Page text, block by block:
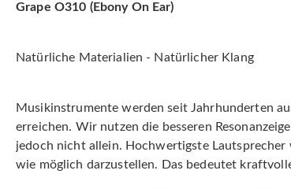
Grape O310 (Ebony On Ear)
Natürliche Materialien - Natürlicher Klang
Musikinstrumente werden seit Jahrhunderten
erreichen. Wir nutzen die besseren
jedoch nicht allein. Hochwertigste
wie möglich darzustellen. Das bedeutet